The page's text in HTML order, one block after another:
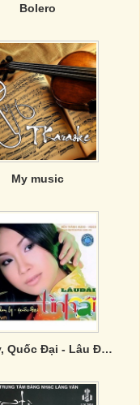
Bolero
My music
Cẩm Ly, Quốc Đại - Lâu Đài Tình Ái